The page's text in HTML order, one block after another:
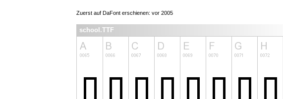
Zuerst auf DaFont erschienen: vor 2005
school.TTF